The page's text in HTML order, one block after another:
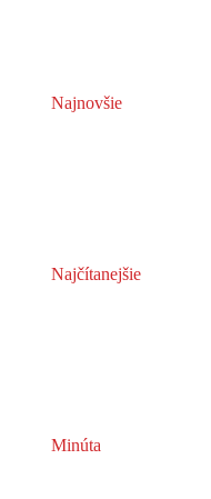
Najnovšie
Najčítanejšie
Minúta